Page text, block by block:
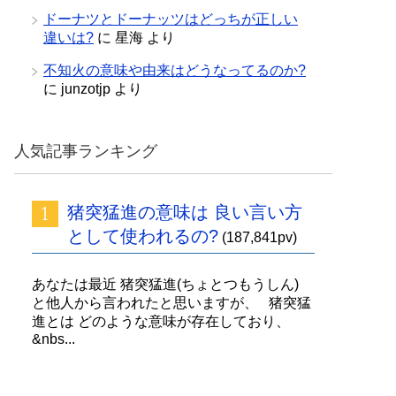
ドーナツとドーナッツはどっちが正しい
違いは? に 星海 より
不知火の意味や由来はどうなってるのか?
に junzotjp より
人気記事ランキング
猪突猛進の意味は 良い言い方
として使われるの? (187,841pv)
あなたは最近 猪突猛進(ちょとつもうしん)
と他人から言われたと思いますが、 猪突猛
進とは どのような意味が存在しており、
&nbs...